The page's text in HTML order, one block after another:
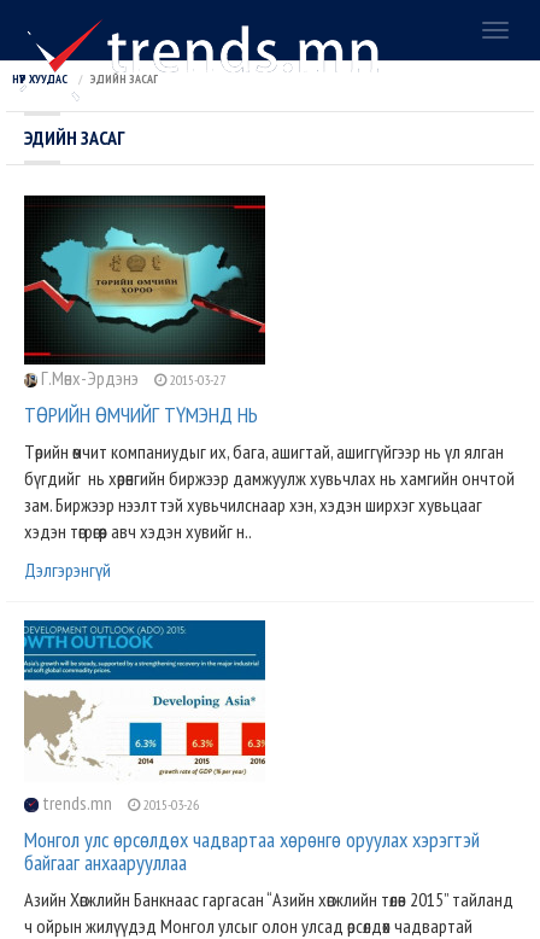
НҮҮР ХУУДАС ЭДИЙН ЗАСАГ
ЭДИЙН ЗАСАГ
Г.Мөнх-Эрдэнэ 2015-03-27
ТӨРИЙН ӨМЧИЙГ ТҮМЭНД НЬ
Төрийн өмчит компаниудыг их, бага, ашигтай, ашиггүйгээр нь үл ялган
бүгдийг нь хөрөнгийн биржээр дамжуулж хувьчлах нь хамгийн ончтой
зам. Биржээр нээлттэй хувьчилснаар хэн, хэдэн ширхэг хувьцааг
хэдэн төгрөгөөр авч хэдэн хувийг н..
Дэлгэрэнгүй
trends.mn 2015-03-26
Монгол улс өрсөлдөх чадвартаа хөрөнгө оруулах хэрэгтэй
байгааг анхаарууллаа
Азийн Хөгжлийн Банкнаас гаргасан “Азийн хөгжлийн төлөв 2015” тайланд
ч ойрын жилүүдэд Монгол улсыг олон улсад өрсөлдөх чадвартай